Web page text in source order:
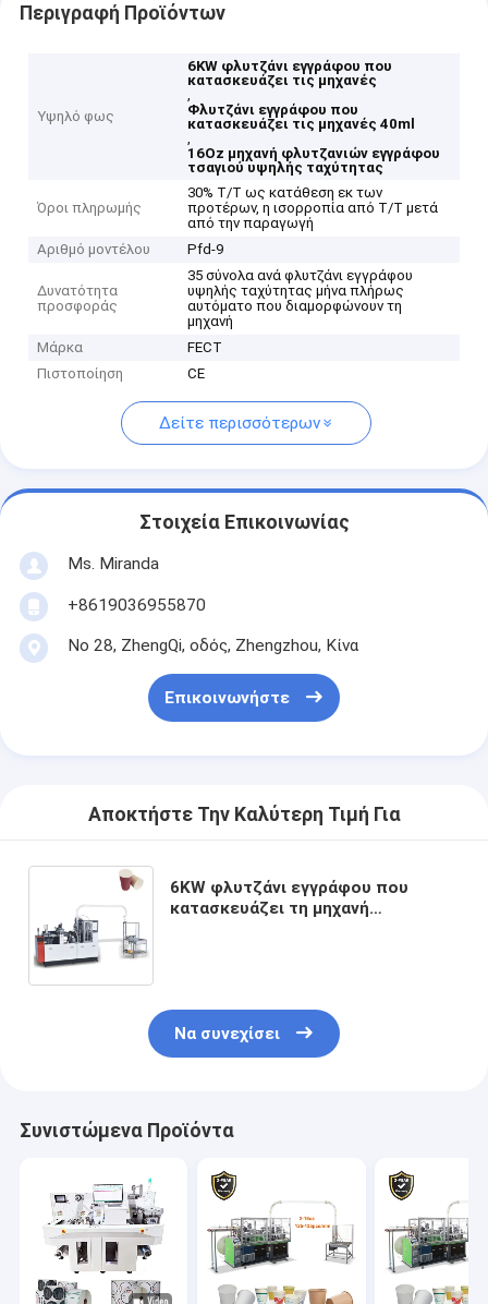
Περιγραφή Προϊόντων
Υψηλό φως
6KW φλυτζάνι εγγράφου που
κατασκευάζει τις μηχανές
,
Φλυτζάνι εγγράφου που
κατασκευάζει τις μηχανές 40ml
,
16Oz μηχανή φλυτζανιών εγγράφου
τσαγιού υψηλής ταχύτητας
Όροι πληρωμής
30% T/T ως κατάθεση εκ των
προτέρων, η ισορροπία από T/T μετά
από την παραγωγή
Αριθμό μοντέλου
Pfd-9
Δυνατότητα
προσφοράς
35 σύνολα ανά φλυτζάνι εγγράφου
υψηλής ταχύτητας μήνα πλήρως
αυτόματο που διαμορφώνουν τη
μηχανή
Μάρκα
FECT
Πιστοποίηση
CE
Δείτε περισσότερων
Στοιχεία Επικοινωνίας
Ms. Miranda
+8619036955870
Νο 28, ZhengQi, οδός, Zhengzhou, Κίνα
Επικοινωνήστε
Αποκτήστε Την Καλύτερη Τιμή Για
6KW φλυτζάνι εγγράφου που
κατασκευάζει τη μηχανή
Να συνεχίσει
Συνιστώμενα Προϊόντα